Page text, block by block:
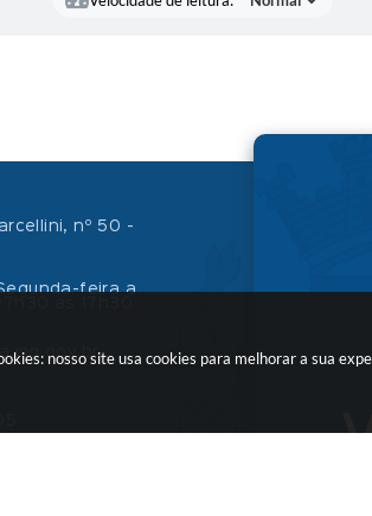
nosso site usa cookies para melhorar a sua
nº 50 -
feira a